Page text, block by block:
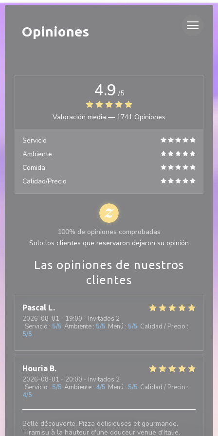
Personalización de sus opciones de cookies
DUETTO
Opiniones
Las opiniones de nuestros
clientes
Pascal L
2026-08-01 - 19:00 - Invitados 2
Servicio : 5/5 Ambiente : 5/5 Menú : 5/5 Calidad / Precio :
5/5
Houria B
2026-08-01 - 20:00 - Invitados 2
Servicio : 5/5 Ambiente : 4/5 Menú : 5/5 Calidad / Precio :
4/5
Belle découverte. Pizza delisieuses et gourmande.
Tiramisu à la hauteur d'une douceur venue d'Italie.
4.9 /5
Valoración media — 1741 Opiniones
Servicio
Ambiente
Comida
Calidad/Precio
100% de opiniones comprobadas
Solo los clientes que reservaron dejaron su opinión